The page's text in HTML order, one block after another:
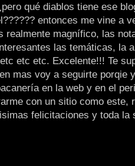
qué diablos tiene ese
entonces me vine a
realmente magnífico, las
las temáticas, la
etc etc. Excelente!!! Te
mas voy a seguirte porqie
en la web y en el
con un sitio como este,
felicitaciones y toda la